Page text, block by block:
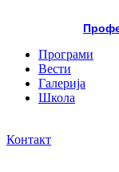
Програми
Вести
Галерија
Школа
Контакт